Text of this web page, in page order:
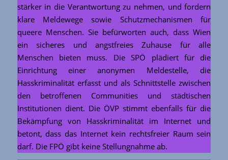
stärker in die Verantwortung zu nehmen, und fordern
klare Meldewege sowie Schutzmechanismen für
queere Menschen. Sie befürworten auch, dass Wien
ein sicheres und angstfreies Zuhause für alle
Menschen bieten muss. Die SPÖ plädiert für die
Einrichtung einer anonymen Meldestelle, die
Hasskriminalität erfasst und als Schnittstelle zwischen
den betroffenen Communities und städtischen
Institutionen dient. Die ÖVP stimmt ebenfalls für die
Bekämpfung von Hasskriminalität im Internet und
betont, dass das Internet kein rechtsfreier Raum sein
darf. Die FPÖ gibt keine Stellungnahme ab.